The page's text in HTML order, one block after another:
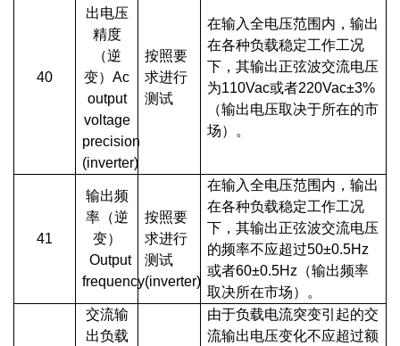
40
出电压
精度
（逆
变）Ac
output
voltage
precision
(inverter)
按照要
求进行
测试
在输入全电压范围内，输出
在各种负载稳定工作工况
下，其输出正弦波交流电压
为110Vac或者220Vac±3%
（输出电压取决于所在的市
场）。
41
输出频
率（逆
变）
Output
frequency(inverter)
按照要
求进行
测试
在输入全电压范围内，输出
在各种负载稳定工作工况
下，其输出正弦波交流电压
的频率不应超过50±0.5Hz
或者60±0.5Hz（输出频率
取决所在市场）。
交流输
出负载
由于负载电流突变引起的交
流输出电压变化不应超过额